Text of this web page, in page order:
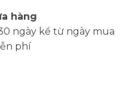
hàng
ngày kể từ ngày mua
phí